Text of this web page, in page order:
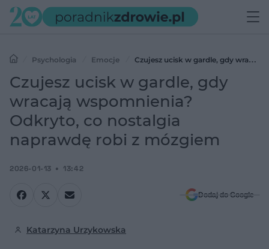
Psychologia Emocje
Czujesz ucisk w gardle, gdy wracają
wspomnienia? Odkryto, co nostalgia naprawdę robi z mózgiem
Czujesz ucisk w gardle, gdy
wracają wspomnienia?
Odkryto, co nostalgia
naprawdę robi z mózgiem
2026-01-13 13:42
Dodaj do Google
Katarzyna Urzykowska